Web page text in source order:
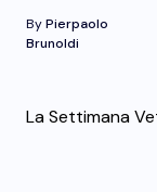
ByPierpaolo
Brunoldi
La Settimana